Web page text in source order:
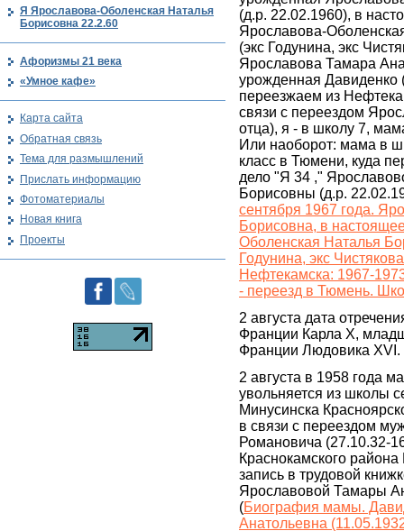
(д.р. 22.02.1960), в
Ярославова-
(экс Годунина, экс
Ярославова Тамара
урожденная Давиденко
переезжаем из
связи с переездом
отца), я - в школу 7,
Или наоборот: мама в
класс в Тюмени, куда
дело "Я 34 ,"
Борисовны (д.р.
сентября 1967 года.
Борисовна, в
Оболенская Наталья
Годунина, экс
Нефтекамска: 1967-
- переезд в Тюмень.
2 августа дата
Франции Карла X,
Франции Людовика XVI.
2 августа в 1958 года
увольняется из школы
Минусинска
в связи с переездом
Романовича (27.10.32-
Краснокамского
запись в трудовой
Ярославовой Тамары
(Биография мамы.
Анатольевна
Я Ярославова-Оболенская Наталья
Борисовна 22.2.60
Афоризмы 21 века
«Умное кафе»
Карта сайта
Обратная связь
Тема для размышлений
Прислать информацию
Фотоматериалы
Новая книга
Проекты